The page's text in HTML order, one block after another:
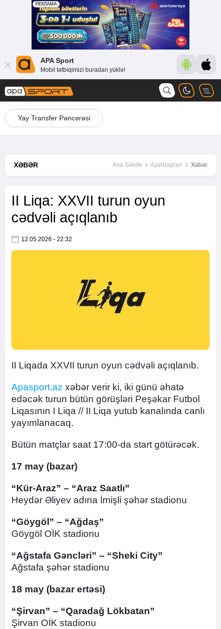
APA Sport
Mobil tətbiqimizi buradan yüklə!
Yay Transfer Pəncərəsi
XƏBƏR Ana Səhifə Azərbaycan Xəbər
II Liqa: XXVII turun oyun
cədvəli açıqlanıb
12.05.2026 - 22:32
II Liqada XXVII turun oyun cədvəli açıqlanıb.
Apasport.az xəbər verir ki, iki günü əhatə
edəcək turun bütün görüşləri Peşəkar Futbol
Liqasının I Liqa // II Liqa yutub kanalında canlı
yayımlanacaq.
Bütün matçlar saat 17:00-da start götürəcək.
17 may (bazar)
“Kür-Araz” – “Araz Saatlı”
Heydər Əliyev adına İmişli şəhər stadionu
“Göygöl” – “Ağdaş”
Göygöl OİK stadionu
“Ağstafa Gəncləri” – “Sheki City”
Ağstafa şəhər stadionu
18 may (bazar ertəsi)
“Şirvan” – “Qaradağ Lökbatan”
Şirvan OİK stadionu